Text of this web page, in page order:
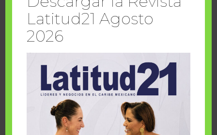
Cuando la solidaridad inspira; cumplen
sueños Fairmont Mayakoba y Make-A-Wish
Latitud21 Agosto
2026